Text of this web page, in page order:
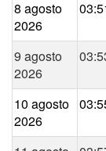
8 agosto
2026
9 agosto
2026
10 agosto
2026